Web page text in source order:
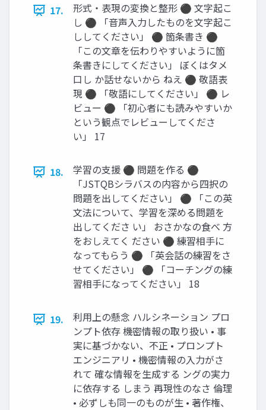
17.
形式・表現の変換と整形 ⚫ 文字起こ
し ⚫ 「音声入力したものを文字起こ
ししてください」 ⚫ 箇条書き ⚫
「この文章を伝わりやすいように箇
条書きにしてください」 ぼくはタメ
口し か話せないから ねえ ⚫ 敬語表
現 ⚫ 「敬語にしてください」 ⚫ レ
ビュー ⚫ 「初心者にも読みやすいか
という観点でレビューしてくださ
い」 17
18.
学習の支援 ⚫ 問題を作る ⚫
「JSTQBシラバスの内容から四択の
問題を出してください」 ⚫ 「この英
文法について、学習を深める問題を
出してくださ い」 おさかなの食べ 方
をおしえてく ださい ⚫ 練習相手に
なってもらう ⚫ 「英会話の練習をさ
せてください」 ⚫ 「コーチングの練
習相手になってください」 18
19.
利用上の懸念 ハルシネーション プロ
ンプト依存 機密情報の取り扱い • 事
実に基づかない、不正 • プロンプト
エンジニアリ • 機密情報の入力がさ
れて 確な情報を生成する ングの実力
に依存する しまう 再現性のなさ 倫理
• 必ずしも同一のものが生 • 著作権、